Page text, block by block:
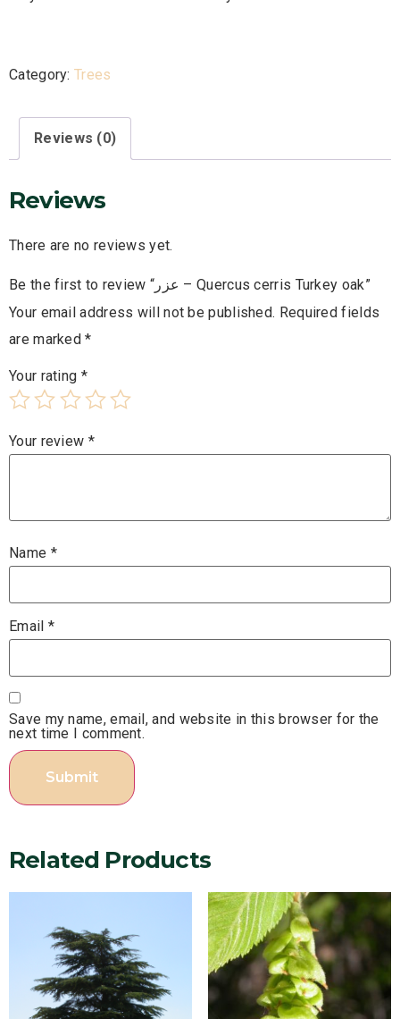
Category:Trees
Reviews (0)
Reviews
There are no reviews yet.
Be the first to review “عزر – Quercus cerris Turkey oak”
Your email address will not be published. Required fields
are marked*
Your rating *
Your review *
Name *
Email *
Save my name, email, and website in this browser for the
next time I comment.
Related Products